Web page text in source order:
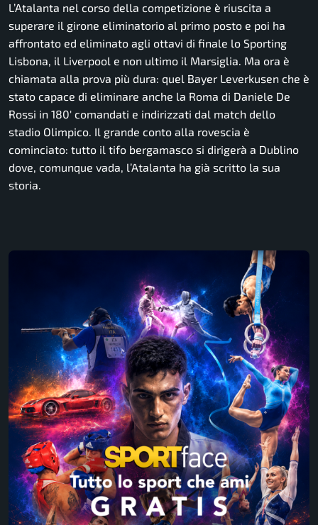
L’Atalanta nel corso della competizione è riuscita a
superare il girone eliminatorio al primo posto e poi ha
affrontato ed eliminato agli ottavi di finale lo Sporting
Lisbona, il Liverpool e non ultimo il Marsiglia. Ma ora è
chiamata alla prova più dura: quel Bayer Leverkusen che è
stato capace di eliminare anche la Roma di Daniele De
Rossi in 180′ comandati e indirizzati dal match dello
stadio Olimpico. Il grande conto alla rovescia è
cominciato: tutto il tifo bergamasco si dirigerà a Dublino
dove, comunque vada, l’Atalanta ha già scritto la sua
storia.